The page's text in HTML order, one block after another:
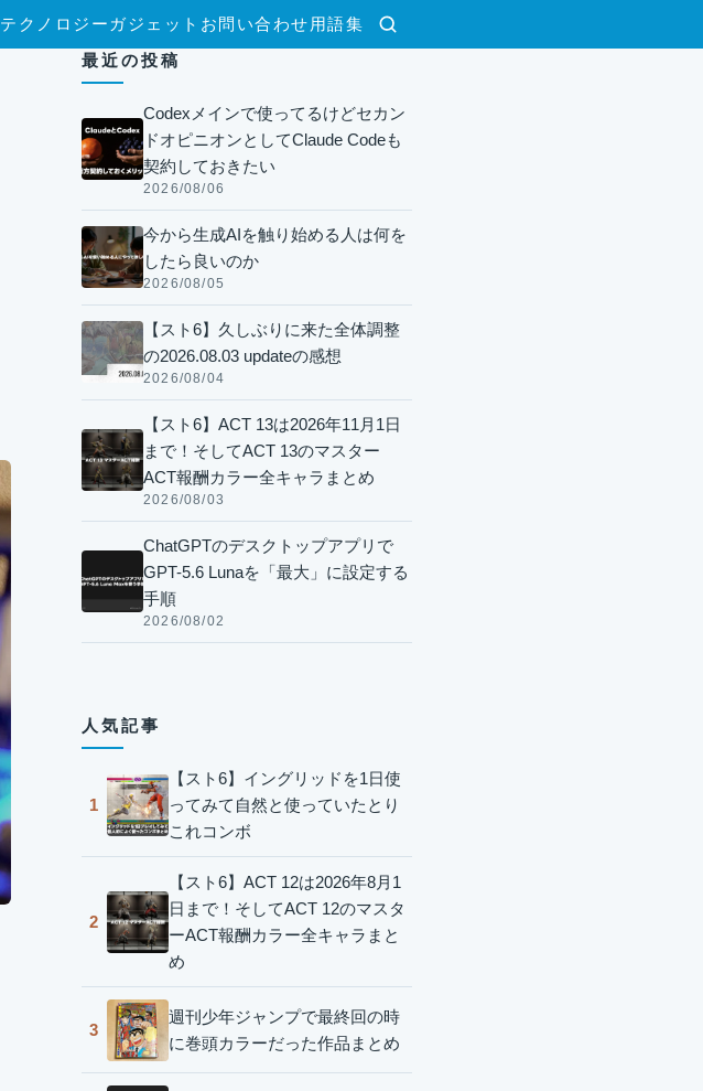
検索
テクノロジー ガジェット お問い合わせ 用語集
最近の投稿
Codexメインで使ってるけどセカン
ドオピニオンとしてClaude Codeも
契約しておきたい
2026/08/06
今から生成AIを触り始める人は何を
したら良いのか
2026/08/05
【スト6】久しぶりに来た全体調整
の2026.08.03 updateの感想
2026/08/04
【スト6】ACT 13は2026年11月1日
まで！そしてACT 13のマスター
ACT報酬カラー全キャラまとめ
2026/08/03
ChatGPTのデスクトップアプリで
GPT-5.6 Lunaを「最大」に設定する
手順
2026/08/02
人気記事
1
【スト6】イングリッドを1日使
ってみて自然と使っていたとり
これコンボ
2
【スト6】ACT 12は2026年8月1
日まで！そしてACT 12のマスタ
ーACT報酬カラー全キャラまと
め
3
週刊少年ジャンプで最終回の時
に巻頭カラーだった作品まとめ